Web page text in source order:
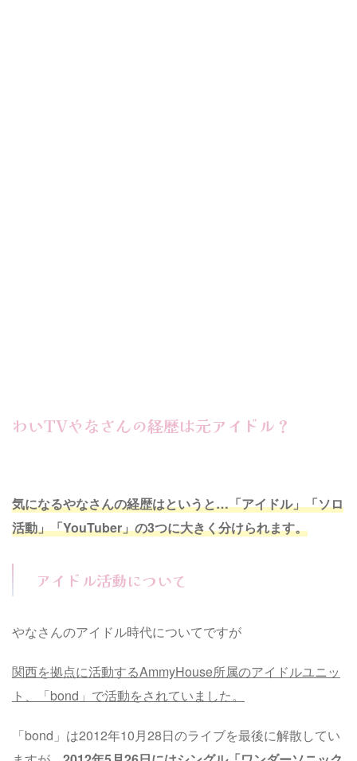
わいTVやなさんの経歴は元アイドル？
気になるやなさんの経歴はというと…「アイドル」「ソロ
活動」「YouTuber」の3つに大きく分けられます。
アイドル活動について
やなさんのアイドル時代についてですが
関西を拠点に活動するAmmyHouse所属のアイドルユニッ
ト、「bond」で活動をされていました。
「bond」は2012年10月28日のライブを最後に解散してい